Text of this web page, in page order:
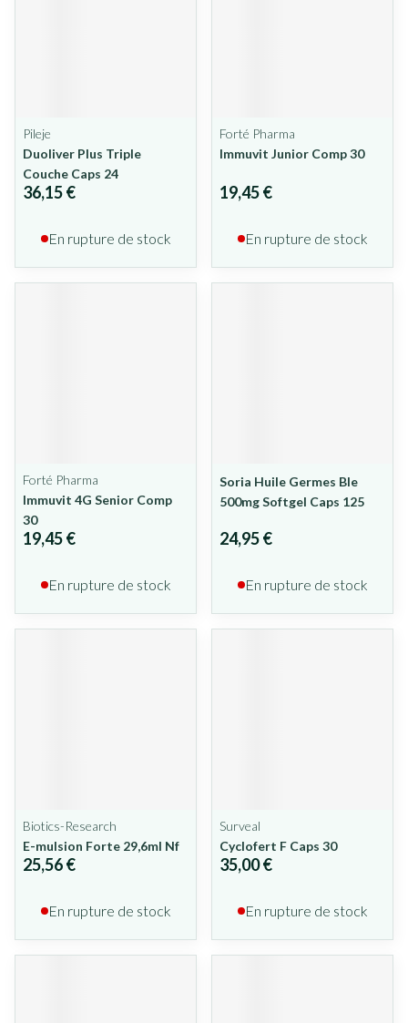
Pileje
Duoliver Plus Triple
Couche Caps 24
36,15 €
En rupture de stock
Forté Pharma
Immuvit Junior Comp 30
19,45 €
En rupture de stock
Forté Pharma
Immuvit 4G Senior Comp
30
19,45 €
En rupture de stock
Soria Huile Germes Ble
500mg Softgel Caps 125
24,95 €
En rupture de stock
Biotics-Research
E-mulsion Forte 29,6ml Nf
25,56 €
En rupture de stock
Surveal
Cyclofert F Caps 30
35,00 €
En rupture de stock